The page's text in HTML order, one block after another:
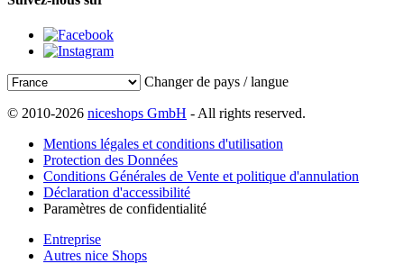
Changer de pays / langue
© 2010-2026 niceshops GmbH - All rights reserved.
Mentions légales et conditions d'utilisation
Protection des Données
Conditions Générales de Vente et politique d'annulation
Déclaration d'accessibilité
Paramètres de confidentialité
Entreprise
Autres nice Shops